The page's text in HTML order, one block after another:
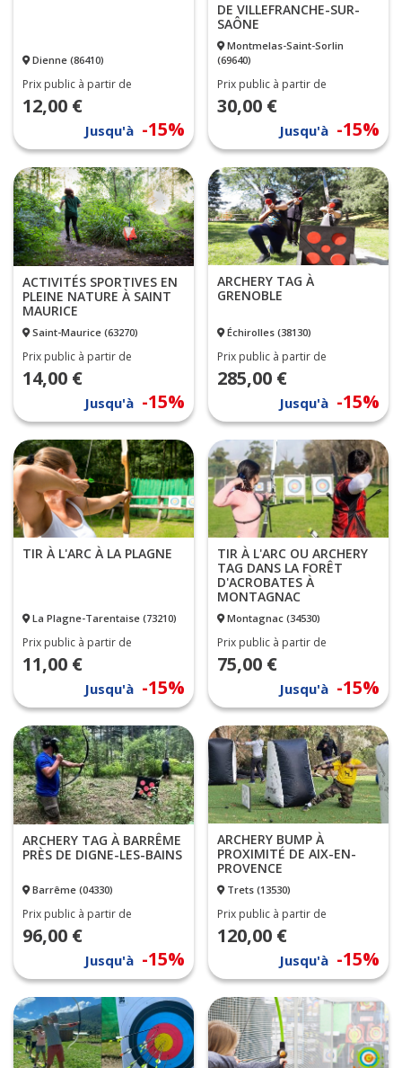
Dienne (86410)
Prix public à partir de
12,00 €
Jusqu'à -15%
DE VILLEFRANCHE-SUR-
SAÔNE
Montmelas-Saint-Sorlin
(69640)
Prix public à partir de
30,00 €
Jusqu'à -15%
ACTIVITÉS SPORTIVES EN
PLEINE NATURE À SAINT
MAURICE
Saint-Maurice (63270)
Prix public à partir de
14,00 €
Jusqu'à -15%
ARCHERY TAG À
GRENOBLE
Échirolles (38130)
Prix public à partir de
285,00 €
Jusqu'à -15%
TIR À L'ARC À LA PLAGNE
La Plagne-Tarentaise (73210)
Prix public à partir de
11,00 €
Jusqu'à -15%
TIR À L'ARC OU ARCHERY
TAG DANS LA FORÊT
D'ACROBATES À
MONTAGNAC
Montagnac (34530)
Prix public à partir de
75,00 €
Jusqu'à -15%
ARCHERY TAG À BARRÊME
PRÈS DE DIGNE-LES-BAINS
Barrême (04330)
Prix public à partir de
96,00 €
Jusqu'à -15%
ARCHERY BUMP À
PROXIMITÉ DE AIX-EN-
PROVENCE
Trets (13530)
Prix public à partir de
120,00 €
Jusqu'à -15%